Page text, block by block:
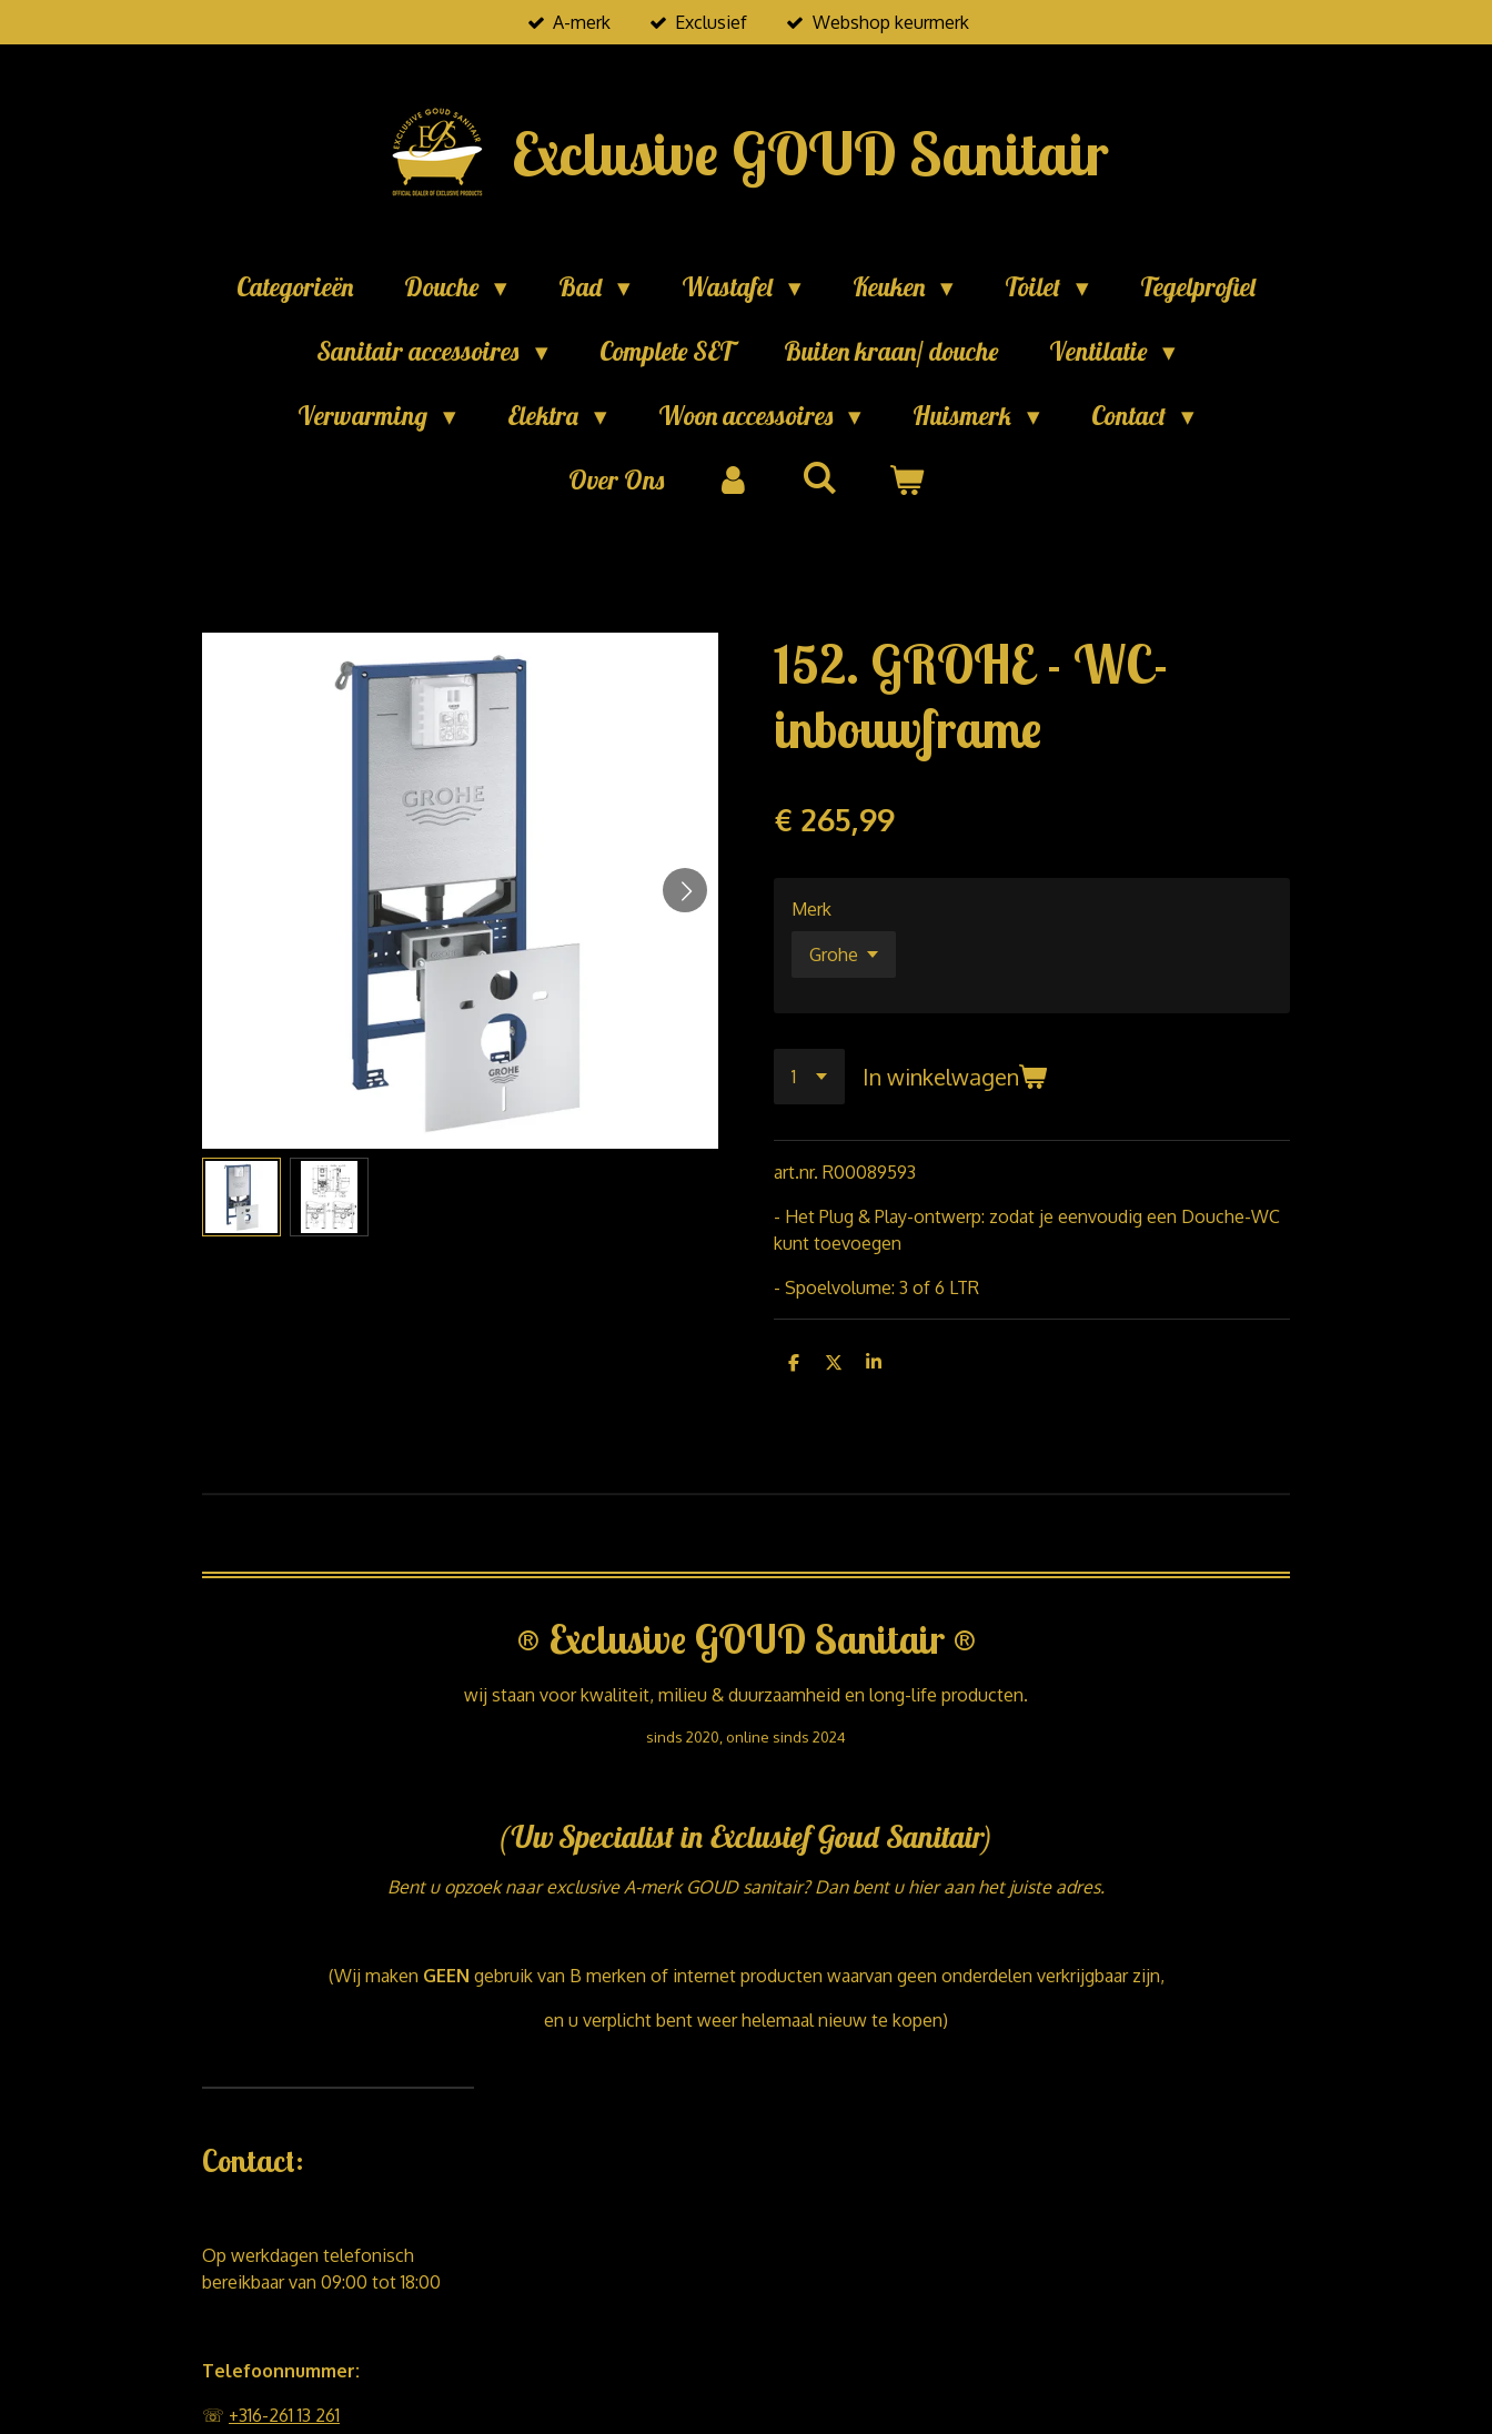
direct
A-merk Exclusief Webshop keurmerk
Exclusive GOUD Sanitair
Categorieën Douche Bad Wastafel Keuken Toilet
Tegelprofiel
Sanitair accessoires
Complete SET Buiten kraan/ douche
Ventilatie
Verwarming
Elektra Woon accessoires Huismerk
Contact
Over Ons
152. GROHE - WC-
inbouwframe
€ 265,99
Merk
In winkelwagen
art.nr. R00089593
- Het Plug & Play-ontwerp: zodat je eenvoudig een Douche-WC
kunt toevoegen
- Spoelvolume: 3 of 6 LTR
D
D
S
® Exclusive GOUD Sanitair ®
wij staan voor kwaliteit, milieu & duurzaamheid en long-life producten.
sinds 2020, online sinds 2024
(Uw Specialist in Exclusief Goud Sanitair)
Bent u opzoek naar exclusive A-merk GOUD sanitair? Dan bent u hier aan het juiste adres.
(Wij maken GEEN gebruik van B merken of internet producten waarvan geen onderdelen verkrijgbaar zijn,
en u verplicht bent weer helemaal nieuw te kopen)
Contact:
Op werkdagen telefonisch
bereikbaar van 09:00 tot 18:00
Telefoonnummer:
☏ +316-261 13 261